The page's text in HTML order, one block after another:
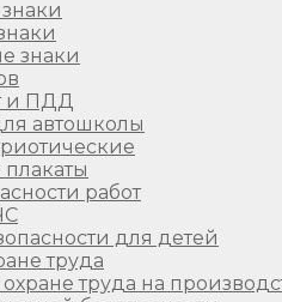
знаки
и ПДД
автошколы
работ
для детей
труда
труда на